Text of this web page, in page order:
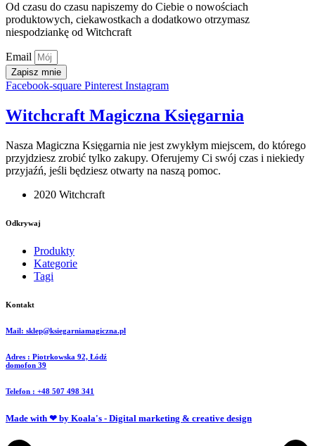
Od czasu do czasu napiszemy do Ciebie o nowościach
produktowych, ciekawostkach a dodatkowo otrzymasz
niespodziankę od Witchcraft
Email
Zapisz mnie
Facebook-square Pinterest Instagram
Witchcraft Magiczna Księgarnia
Nasza Magiczna Księgarnia nie jest zwykłym miejscem, do którego
przyjdziesz zrobić tylko zakupy. Oferujemy Ci swój czas i niekiedy
przyjaźń, jeśli będziesz otwarty na naszą pomoc.
2020 Witchcraft
Odkrywaj
Produkty
Kategorie
Tagi
Kontakt
Mail: sklep@ksiegarniamagiczna.pl
Adres : Piotrkowska 92, Łódź
domofon 39
Telefon : +48 507 498 341
Made with ❤ by Koala's - Digital marketing & creative design